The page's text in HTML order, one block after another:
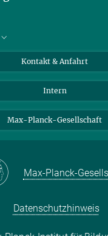
Kontakt & Anfahrt
Intern
Max-Planck-Gesellschaft
Max-Planck-
Datenschutzhinweis